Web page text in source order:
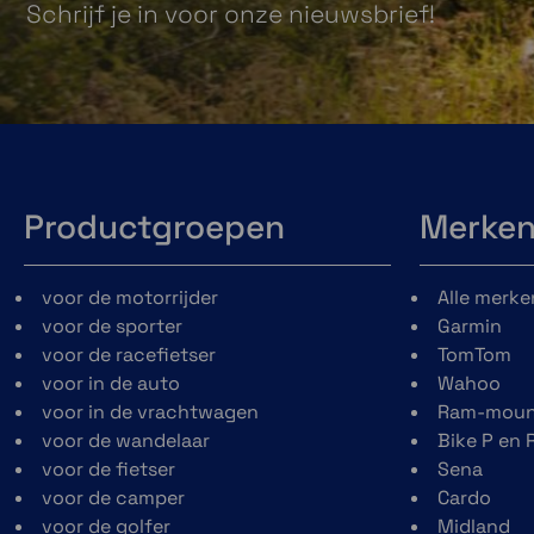
Gemaakt van hoogwaardig composiet voor
duurzaamheid en betrouwbaarheid in de meest
veeleisende omgevingen
Schrijf je in voor onze nieuwsbrief!
Productgroepen
voor de motorrijder
voor de sporter
voor de racefietser
voor in de auto
voor in de vrachtwagen
voor de wandelaar
voor de fietser
voor de camper
voor de golfer
Merken
Alle
Garmin
TomTom
Wahoo
Ram-
Bike P en
Sena
Cardo
Midland